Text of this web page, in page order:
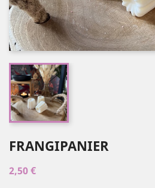
FRANGIPANIER
2,50 €